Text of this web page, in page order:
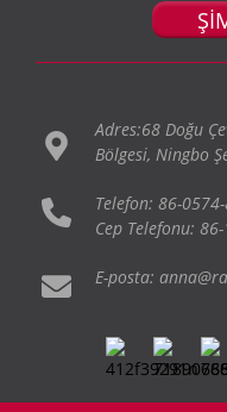
Adres:68 Doğu
Bölgesi, Ningbo
Telefon: 86-
Cep Telefonu:
E-posta: